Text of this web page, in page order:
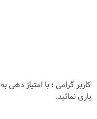
کاربر گرامی ؛ با امتیاز دهی
یاری نمائید.